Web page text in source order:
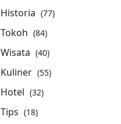
Historia (77)
Tokoh (84)
Wisata (40)
Kuliner (55)
Hotel (32)
Tips (18)